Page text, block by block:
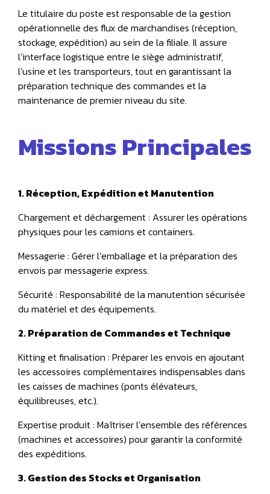
Le titulaire du poste est responsable de la gestion
opérationnelle des flux de marchandises (réception,
stockage, expédition) au sein de la filiale. Il assure
l’interface logistique entre le siège administratif,
l’usine et les transporteurs, tout en garantissant la
préparation technique des commandes et la
maintenance de premier niveau du site.
Missions Principales
1. Réception, Expédition et Manutention
Chargement et déchargement : Assurer les opérations
physiques pour les camions et containers.
Messagerie : Gérer l’emballage et la préparation des
envois par messagerie express.
Sécurité : Responsabilité de la manutention sécurisée
du matériel et des équipements.
2. Préparation de Commandes et Technique
Kitting et finalisation : Préparer les envois en ajoutant
les accessoires complémentaires indispensables dans
les caisses de machines (ponts élévateurs,
équilibreuses, etc.).
Expertise produit : Maîtriser l’ensemble des références
(machines et accessoires) pour garantir la conformité
des expéditions.
3. Gestion des Stocks et Organisation